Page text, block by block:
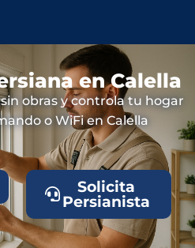
en Calella
obras y controla tu hogar
o WiFi en Calella
Solicita
Persianista